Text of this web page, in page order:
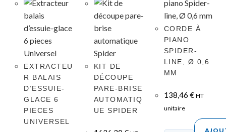
EXTRACTEU
R BALAIS
D’ESSUIE-
GLACE 6
PIECES
UNIVERSEL
KIT DE
DÉCOUPE
PARE-BRISE
AUTOMATIQ
UE SPIDER
CORDE À
PIANO
SPIDER-
LINE, Ø 0,6
MM
138,46 € HT
unitaire